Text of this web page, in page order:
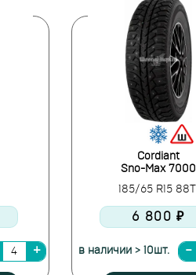
Cordiant
Sno-Max 7000
185/65 R15 88T
6 800 ₽
в наличии > 10шт.